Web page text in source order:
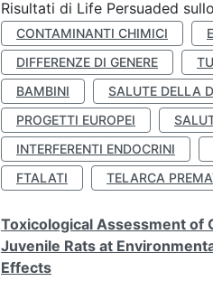
Risultati di Life Persuaded
CONTAMINANTI CHIMICI
DIFFERENZE DI GENERE
BAMBINI
SALUTE DELLA
PROGETTI EUROPEI
INTERFERENTI ENDOCRINI
FTALATI
TELARCA
Toxicological Assessment of
Juvenile Rats at
Effects